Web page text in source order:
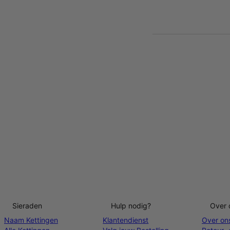
Sieraden
Naam Kettingen
Hulp nodig?
Klantendienst
Over
Over